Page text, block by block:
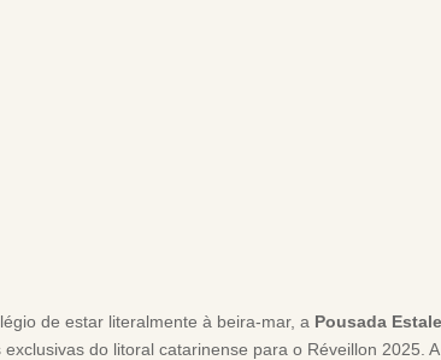
de estar literalmente à beira-mar, a Pousada
do litoral catarinense para o Réveillon 2025.